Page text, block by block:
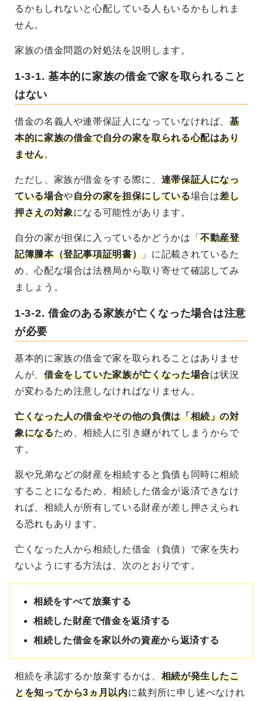
るかもしれないと心配している人もいるかもしれま
せん。
家族の借金問題の対処法を説明します。
1-3-1. 基本的に家族の借金で家を取られること
はない
借金の名義人や連帯保証人になっていなければ、基
本的に家族の借金で自分の家を取られる心配はあり
ません。
ただし、家族が借金をする際に、 連帯保証人になっ
ている場合や自分の家を担保にしている場合は差し
押さえの対象になる可能性があります。
自分の家が担保に入っているかどうかは「不動産登
記簿謄本（登記事項証明書） 」に記載されているた
め、心配な場合は法務局から取り寄せて確認してみ
ましょう。
1-3-2. 借金のある家族が亡くなった場合は注意
が必要
基本的に家族の借金で家を取られることはありませ
んが、 借金をしていた家族が亡くなった場合は状況
が変わるため注意しなければなりません。
亡くなった人の借金やその他の負債は「相続」の対
象になるため、相続人に引き継がれてしまうからで
す。
親や兄弟などの財産を相続すると負債も同時に相続
することになるため、相続した借金が返済できなけ
れば、相続人が所有している財産が差し押さえられ
る恐れもあります。
亡くなった人から相続した借金（負債）で家を失わ
ないようにする方法は、次のとおりです。
相続をすべて放棄する
相続した財産で借金を返済する
相続した借金を家以外の資産から返済する
相続を承認するか放棄するかは、 相続が発生したこ
とを知ってから3ヵ月以内に裁判所に申し述べなけれ